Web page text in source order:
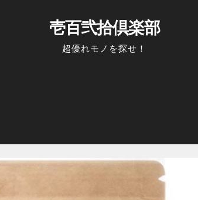
壱百弐拾倶楽部
超優れモノを探せ！